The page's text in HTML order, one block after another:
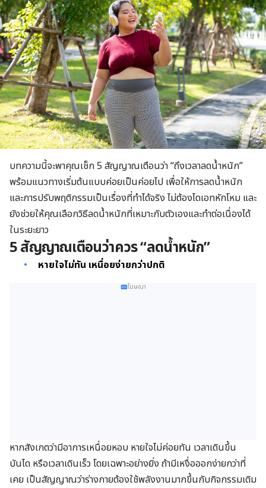
บทความนี้จะพาคุณเช็ก 5 สัญญาณเตือนว่า “ถึงเวลาลดน้ำหนัก”
พร้อมแนวทางเริ่มต้นแบบค่อยเป็นค่อยไป เพื่อให้การลดน้ำหนัก
และการปรับพฤติกรรมเป็นเรื่องที่ทำได้จริง ไม่ต้องไดเอทหักโหม และ
ยังช่วยให้คุณเลือกวิธีลดน้ำหนักที่เหมาะกับตัวเองและทำต่อเนื่องได้
ในระยะยาว
5 สัญญาณเตือนว่าควร “ลดน้ำหนัก”
หายใจไม่ทัน เหนื่อยง่ายกว่าปกติ
โฆษณา
หากสังเกตว่ามีอาการเหนื่อยหอบ หายใจไม่ค่อยทัน เวลาเดินขึ้น
บันได หรือเวลาเดินเร็ว โดยเฉพาะอย่างยิ่ง ถ้ามีเหงื่อออกง่ายกว่าที่
เคย เป็นสัญญาณว่าร่างกายต้องใช้พลังงานมากขึ้นกับกิจกรรมเดิม